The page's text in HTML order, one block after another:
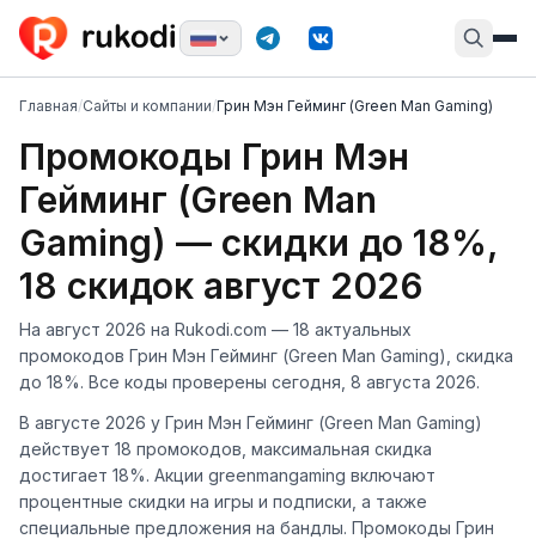
Главная/Сайты и компании/Грин Мэн Гейминг (Green Man Gaming)
Промокоды Грин Мэн
Гейминг (Green Man
Gaming) — скидки до 18%,
18 скидок август 2026
На август 2026 на Rukodi.com — 18 актуальных
промокодов Грин Мэн Гейминг (Green Man Gaming), скидка
до 18%. Все коды проверены сегодня, 8 августа 2026.
В августе 2026 у Грин Мэн Гейминг (Green Man Gaming)
действует 18 промокодов, максимальная скидка
достигает 18%. Акции greenmangaming включают
процентные скидки на игры и подписки, а также
специальные предложения на бандлы. Промокоды Грин